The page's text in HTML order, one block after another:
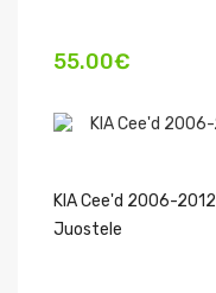
55.00€
KIA Cee'd 2006-
Juostele